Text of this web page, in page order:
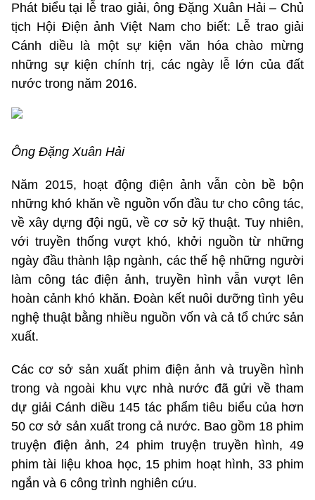
Phát biểu tại lễ trao giải, ông Đặng Xuân Hải – Chủ
tịch Hội Điện ảnh Việt Nam cho biết: Lễ trao giải
Cánh diều là một sự kiện văn hóa chào mừng
những sự kiện chính trị, các ngày lễ lớn của đất
nước trong năm 2016.
Ông Đặng Xuân Hải
Năm 2015, hoạt động điện ảnh vẫn còn bề bộn
những khó khăn về nguồn vốn đầu tư cho công tác,
về xây dựng đội ngũ, về cơ sở kỹ thuật. Tuy nhiên,
với truyền thống vượt khó, khởi nguồn từ những
ngày đầu thành lập ngành, các thế hệ những người
làm công tác điện ảnh, truyền hình vẫn vượt lên
hoàn cảnh khó khăn. Đoàn kết nuôi dưỡng tình yêu
nghệ thuật bằng nhiều nguồn vốn và cả tổ chức sản
xuất.
Các cơ sở sản xuất phim điện ảnh và truyền hình
trong và ngoài khu vực nhà nước đã gửi về tham
dự giải Cánh diều 145 tác phẩm tiêu biểu của hơn
50 cơ sở sản xuất trong cả nước. Bao gồm 18 phim
truyện điện ảnh, 24 phim truyện truyền hình, 49
phim tài liệu khoa học, 15 phim hoạt hình, 33 phim
ngắn và 6 công trình nghiên cứu.